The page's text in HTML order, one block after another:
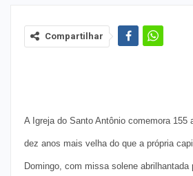
Compartilhar
A Igreja do Santo Antônio comemora 155
dez anos mais velha do que a própria
Domingo, com missa solene abrilhantada